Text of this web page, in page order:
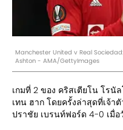
Manchester United v Real
Ashton - AMA/GettyImages
เกมที่ 2 ของ คริสเตียโน โรนั
เทน ฮาก โดยครั้งล่าสุดที่เจ้า
ปราชัย เบรนท์ฟอร์ด 4-0 เมื่